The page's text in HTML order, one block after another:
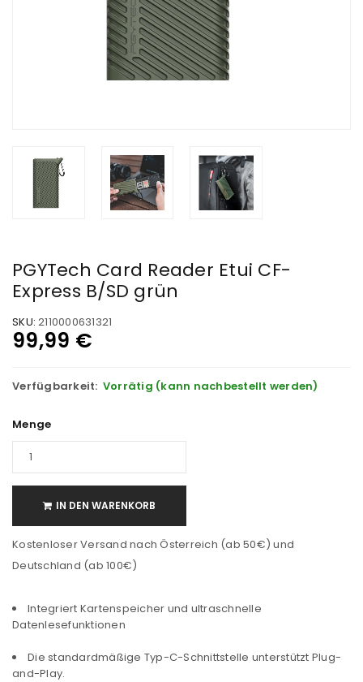
PGYTech Card Reader Etui CF-
Express B/SD grün
SKU: 2110000631321
99,99 €
Verfügbarkeit: Vorrätig (kann nachbestellt werden)
Menge
IN DEN WARENKORB
Kostenloser Versand nach Österreich (ab 50€) und
Deutschland (ab 100€)
Integriert Kartenspeicher und ultraschnelle
Datenlesefunktionen
Die standardmäßige Typ-C-Schnittstelle unterstützt Plug-
and-Play.